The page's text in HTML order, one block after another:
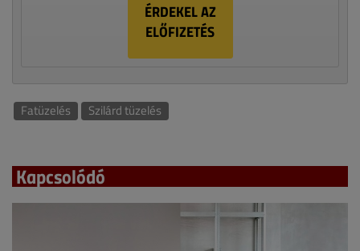
ÉRDEKEL AZ
ELŐFIZETÉS
Fatüzelés Szilárd tüzelés
Kapcsolódó